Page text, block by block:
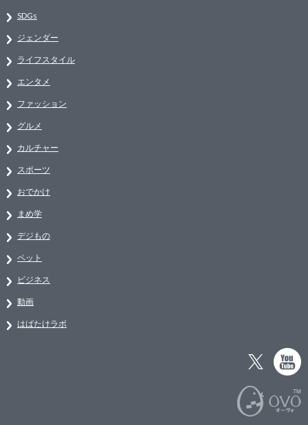
SDGs
ジェンダー
ライフスタイル
エンタメ
ファッション
グルメ
カルチャー
スポーツ
おでかけ
まめ学
デジもの
ペット
ビジネス
動画
はばたけラボ